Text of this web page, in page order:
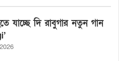
যাচ্ছে দি রাবুগার নতুন গান